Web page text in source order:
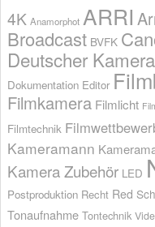
4K Anamorphot ARRI
Broadcast BVFK
Deutscher
Dokumentation Editor
Filmkamera Filmlicht
Filmtechnik
Kameramann
Kamera Zubehör LED
Postproduktion Recht Red
Tonaufnahme Tontechnik